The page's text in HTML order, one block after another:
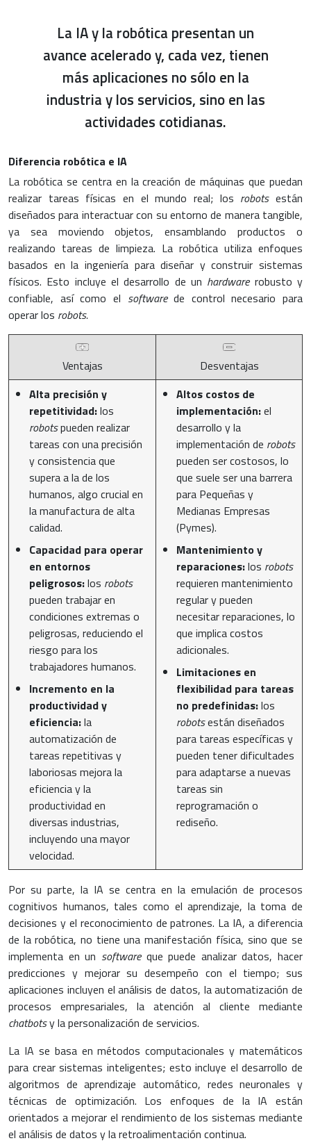
La IA y la robótica presentan un
avance acelerado y, cada vez, tienen
más aplicaciones no sólo en la
industria y los servicios, sino en las
actividades cotidianas.
Diferencia robótica e IA
La robótica se centra en la creación de máquinas que puedan
realizar tareas físicas en el mundo real; los robotsestán
diseñados para interactuar con su entorno de manera tangible,
ya sea moviendo objetos, ensamblando productos o
realizando tareas de limpieza. La robótica utiliza enfoques
basados en la ingeniería para diseñar y construir sistemas
físicos. Esto incluye el desarrollo de un hardwarerobusto y
confiable, así como el softwarede control necesario para
operar los robots.
Ventajas
Desventajas
Alta precisión y
repetitividad:los
robotspueden realizar
tareas con una precisión
y consistencia que
supera a la de los
humanos, algo crucial en
la manufactura de alta
calidad.
Capacidad para operar
en entornos
peligrosos:los robots
pueden trabajar en
condiciones extremas o
peligrosas, reduciendo el
riesgo para los
trabajadores humanos.
Incremento en la
productividad y
eficiencia:la
automatización de
tareas repetitivas y
laboriosas mejora la
eficiencia y la
productividad en
diversas industrias,
incluyendo una mayor
velocidad.
Altos costos de
implementación:el
desarrollo y la
implementación de robots
pueden ser costosos, lo
que suele ser una barrera
para Pequeñas y
Medianas Empresas
(Pymes).
Mantenimiento y
reparaciones:los robots
requieren mantenimiento
regular y pueden
necesitar reparaciones, lo
que implica costos
adicionales.
Limitaciones en
flexibilidad para tareas
no predefinidas:los
robotsestán diseñados
para tareas específicas y
pueden tener dificultades
para adaptarse a nuevas
tareas sin
reprogramación o
rediseño.
Por su parte, la IA se centra en la emulación de procesos
cognitivos humanos, tales como el aprendizaje, la toma de
decisiones y el reconocimiento de patrones. La IA, a diferencia
de la robótica, no tiene una manifestación física, sino que se
implementa en un softwareque puede analizar datos, hacer
predicciones y mejorar su desempeño con el tiempo; sus
aplicaciones incluyen el análisis de datos, la automatización de
procesos empresariales, la atención al cliente mediante
chatbotsy la personalización de servicios.
La IA se basa en métodos computacionales y matemáticos
para crear sistemas inteligentes; esto incluye el desarrollo de
algoritmos de aprendizaje automático, redes neuronales y
técnicas de optimización. Los enfoques de la IA están
orientados a mejorar el rendimiento de los sistemas mediante
el análisis de datos y la retroalimentación continua.